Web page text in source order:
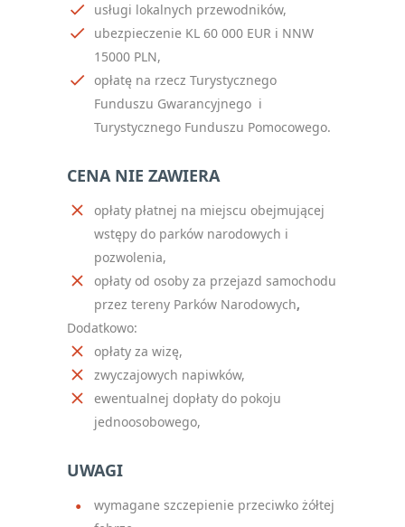
usługi lokalnych przewodników,
ubezpieczenie KL 60 000 EUR i NNW
15000 PLN,
opłatę na rzecz Turystycznego
Funduszu Gwarancyjnego i
Turystycznego Funduszu Pomocowego.
CENA NIE ZAWIERA
opłaty płatnej na miejscu obejmującej
wstępy do parków narodowych i
pozwolenia,
opłaty od osoby za przejazd samochodu
przez tereny Parków Narodowych,
Dodatkowo:
opłaty za wizę,
zwyczajowych napiwków,
ewentualnej dopłaty do pokoju
jednoosobowego,
UWAGI
wymagane szczepienie przeciwko żółtej